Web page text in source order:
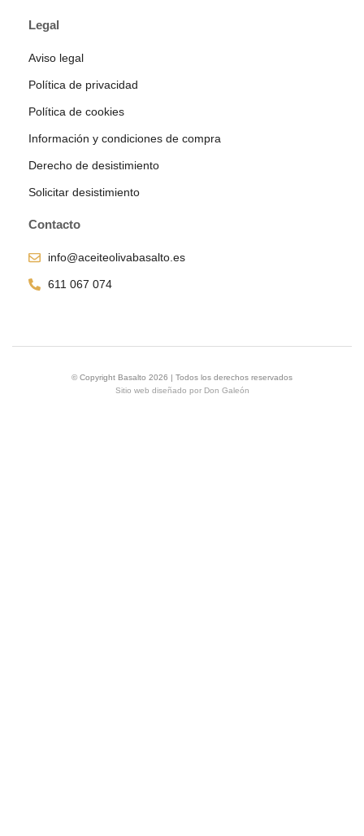
Legal
Aviso legal
Política de privacidad
Política de cookies
Información y condiciones de compra
Derecho de desistimiento
Solicitar desistimiento
Contacto
info@aceiteolivabasalto.es
611 067 074
© Copyright Basalto 2026 | Todos los derechos reservados
Sitio web diseñado por Don Galeón